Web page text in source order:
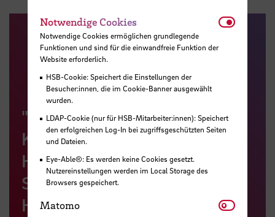
"Soziale Beratung in
Krisenzeiten: Ist das
Hilfesystem am Limit?" von
Silke Bothfeld und Hester
Heiland
Notwendige Cookies
Notwendige Cookies ermöglichen grundlegende
Funktionen und sind für die einwandfreie Funktion der
Website erforderlich.
HSB-Cookie: Speichert die Einstellungen der
Besucher:innen, die im Cookie-Banner ausgewählt
wurden.
LDAP-Cookie (nur für HSB-Mitarbeiter:innen): Speichert
den erfolgreichen Log-In bei zugriffsgeschützten Seiten
und Dateien.
Eye-Able®: Es werden keine Cookies gesetzt.
Nutzereinstellungen werden im Local Storage des
Browsers gespeichert.
Matomo Matomo